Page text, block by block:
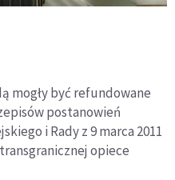
mogły być refundowane
postanowień
i Rady z 9 marca 2011
opiece